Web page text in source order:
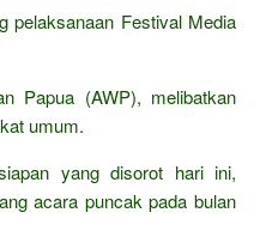
pelaksanaan Festival Media
Papua (AWP), melibatkan
umum.
yang disorot hari ini,
acara puncak pada bulan